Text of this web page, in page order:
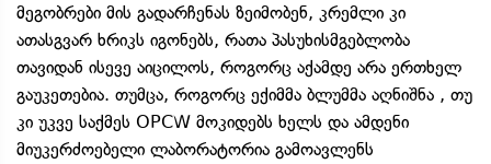
მეგობრები მის გადარჩენას ზეიმობენ, კრემლი კი
ათასგვარ ხრიკს იგონებს, რათა პასუხისმგებლობა
თავიდან ისევე აიცილოს, როგორც აქამდე არა ერთხელ
გაუკეთებია. თუმცა, როგორც ექიმმა ბლუმმა აღნიშნა , თუ
კი უკვე საქმეს OPCW მოკიდებს ხელს და ამდენი
მიუკერძოებელი ლაბორატორია გამოავლენს